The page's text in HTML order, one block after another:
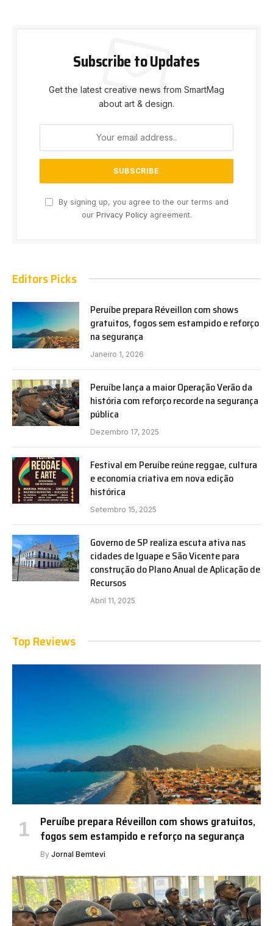
Subscribe to Updates
Get the latest creative news from SmartMag
about art & design.
By signing up, you agree to the our terms and
our Privacy Policyagreement.
Editors Picks
Peruíbe prepara Réveillon com shows
gratuitos, fogos sem estampido e reforço
na segurança
Janeiro 1, 2026
Peruíbe lança a maior Operação Verão da
história com reforço recorde na segurança
pública
Dezembro 17, 2025
Festival em Peruíbe reúne reggae, cultura
e economia criativa em nova edição
histórica
Setembro 15, 2025
Governo de SP realiza escuta ativa nas
cidades de Iguape e São Vicente para
construção do Plano Anual de Aplicação de
Recursos
Abril 11, 2025
Top Reviews
Peruíbe prepara Réveillon com shows gratuitos,
fogos sem estampido e reforço na segurança
By Jornal Bemtevi